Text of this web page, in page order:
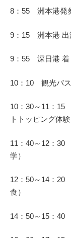
8：55 洲本港発
9：15 洲本港 出
9：55 深日港 着
10：10 観光バ
10：30～11：15
トトッピング体験
11：40～12：30
学）
12：50～14：20
食）
14：50～15：40